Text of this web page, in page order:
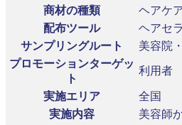
商材の種類
ヘアケ
配布ツール
ヘアセ
サンプリングルート
美容院
プロモーションターゲッ
ト
利用者
実施エリア
全国
実施内容
美容師